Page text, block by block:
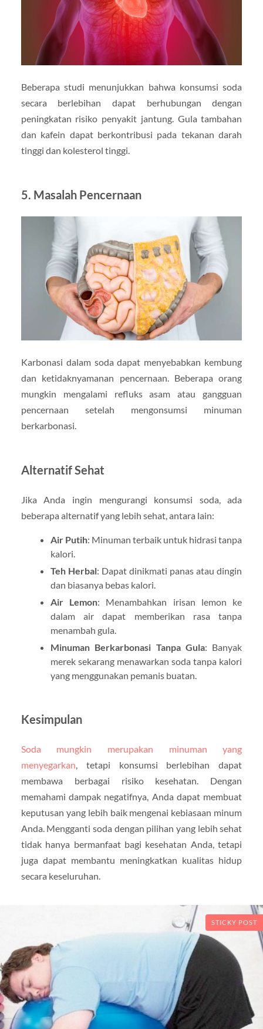
Beberapa studi menunjukkan bahwa konsumsi soda
secara berlebihan dapat berhubungan dengan
peningkatan risiko penyakit jantung. Gula tambahan
dan kafein dapat berkontribusi pada tekanan darah
tinggi dan kolesterol tinggi.
5. Masalah Pencernaan
Karbonasi dalam soda dapat menyebabkan kembung
dan ketidaknyamanan pencernaan. Beberapa orang
mungkin mengalami refluks asam atau gangguan
pencernaan setelah mengonsumsi minuman
berkarbonasi.
Alternatif Sehat
Jika Anda ingin mengurangi konsumsi soda, ada
beberapa alternatif yang lebih sehat, antara lain:
Air Putih: Minuman terbaik untuk hidrasi tanpa
kalori.
Teh Herbal: Dapat dinikmati panas atau dingin
dan biasanya bebas kalori.
Air Lemon: Menambahkan irisan lemon ke
dalam air dapat memberikan rasa tanpa
menambah gula.
Minuman Berkarbonasi Tanpa Gula: Banyak
merek sekarang menawarkan soda tanpa kalori
yang menggunakan pemanis buatan.
Kesimpulan
Soda mungkin merupakan minuman yang
menyegarkan, tetapi konsumsi berlebihan dapat
membawa berbagai risiko kesehatan. Dengan
memahami dampak negatifnya, Anda dapat membuat
keputusan yang lebih baik mengenai kebiasaan minum
Anda. Mengganti soda dengan pilihan yang lebih sehat
tidak hanya bermanfaat bagi kesehatan Anda, tetapi
juga dapat membantu meningkatkan kualitas hidup
secara keseluruhan.
STICKY POST